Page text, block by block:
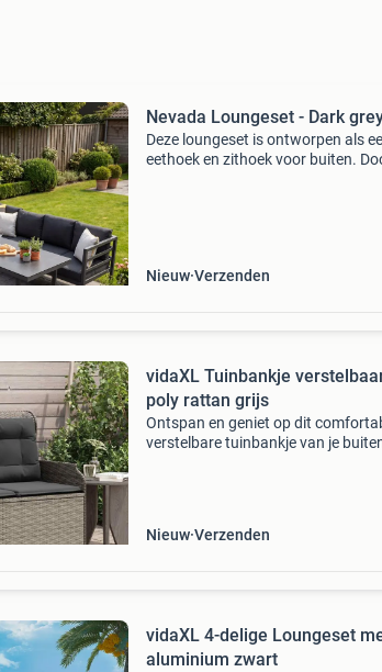
Nevada Loungeset - Dark
Deze loungeset is ontworpen als
eethoek en zithoek voor buiten.
Nieuw Verzenden
vidaXL Tuinbankje
poly rattan grijs
Ontspan en geniet op dit
verstelbare tuinbankje van je
Nieuw Verzenden
vidaXL 4-delige Loungeset
aluminium zwart